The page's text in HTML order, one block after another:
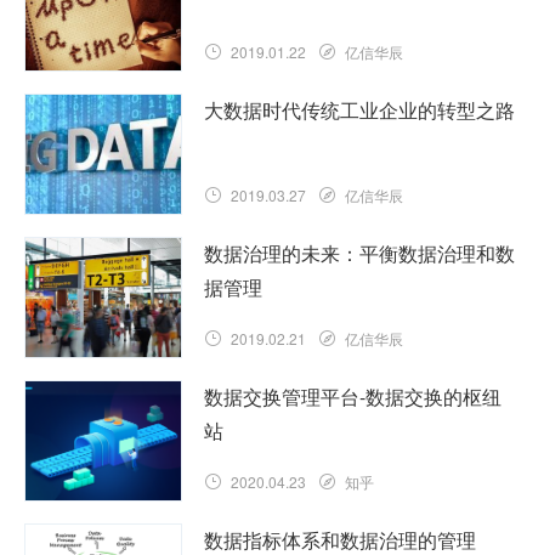
2019.01.22 亿信华辰
大数据时代传统工业企业的转型之路
2019.03.27 亿信华辰
数据治理的未来：平衡数据治理和数
据管理
2019.02.21 亿信华辰
数据交换管理平台-数据交换的枢纽
站
2020.04.23 知乎
数据指标体系和数据治理的管理